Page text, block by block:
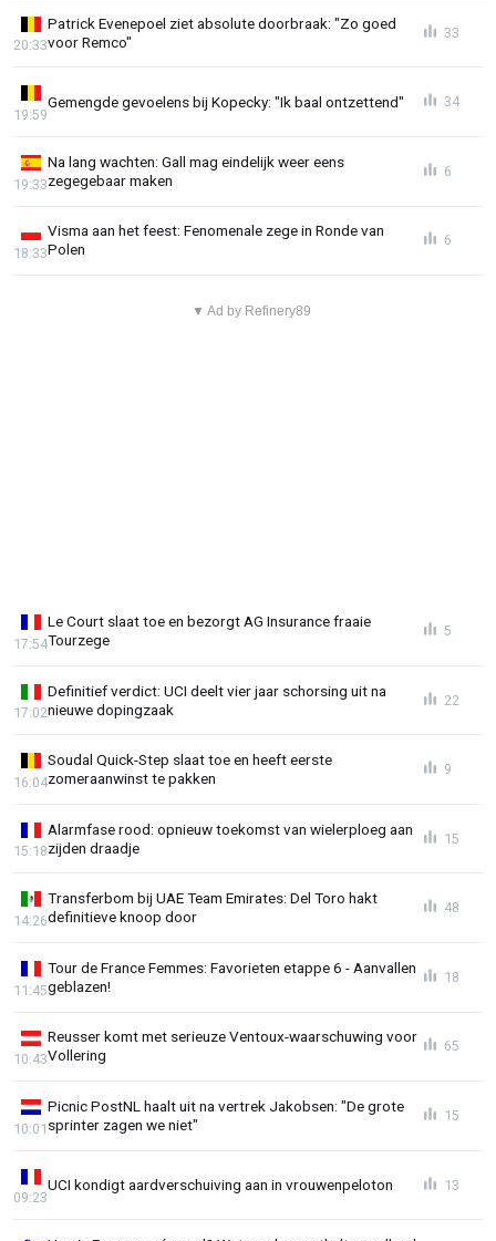
Patrick Evenepoel ziet absolute doorbraak: "Zo goed
voor Remco"
20:33
33
Gemengde gevoelens bij Kopecky: "Ik baal ontzettend"
19:59
34
Na lang wachten: Gall mag eindelijk weer eens
zegegebaar maken
19:33
6
Visma aan het feest: Fenomenale zege in Ronde van
Polen
18:33
6
▼ Ad by Refinery89
Le Court slaat toe en bezorgt AG Insurance fraaie
Tourzege
17:54
5
Definitief verdict: UCI deelt vier jaar schorsing uit na
nieuwe dopingzaak
17:02
22
Soudal Quick-Step slaat toe en heeft eerste
zomeraanwinst te pakken
16:04
9
Alarmfase rood: opnieuw toekomst van wielerploeg aan
zijden draadje
15:18
15
Transferbom bij UAE Team Emirates: Del Toro hakt
definitieve knoop door
14:26
48
Tour de France Femmes: Favorieten etappe 6 - Aanvallen
geblazen!
11:45
18
Reusser komt met serieuze Ventoux-waarschuwing voor
Vollering
10:43
65
Picnic PostNL haalt uit na vertrek Jakobsen: "De grote
sprinter zagen we niet"
10:01
15
UCI kondigt aardverschuiving aan in vrouwenpeloton
09:23
13